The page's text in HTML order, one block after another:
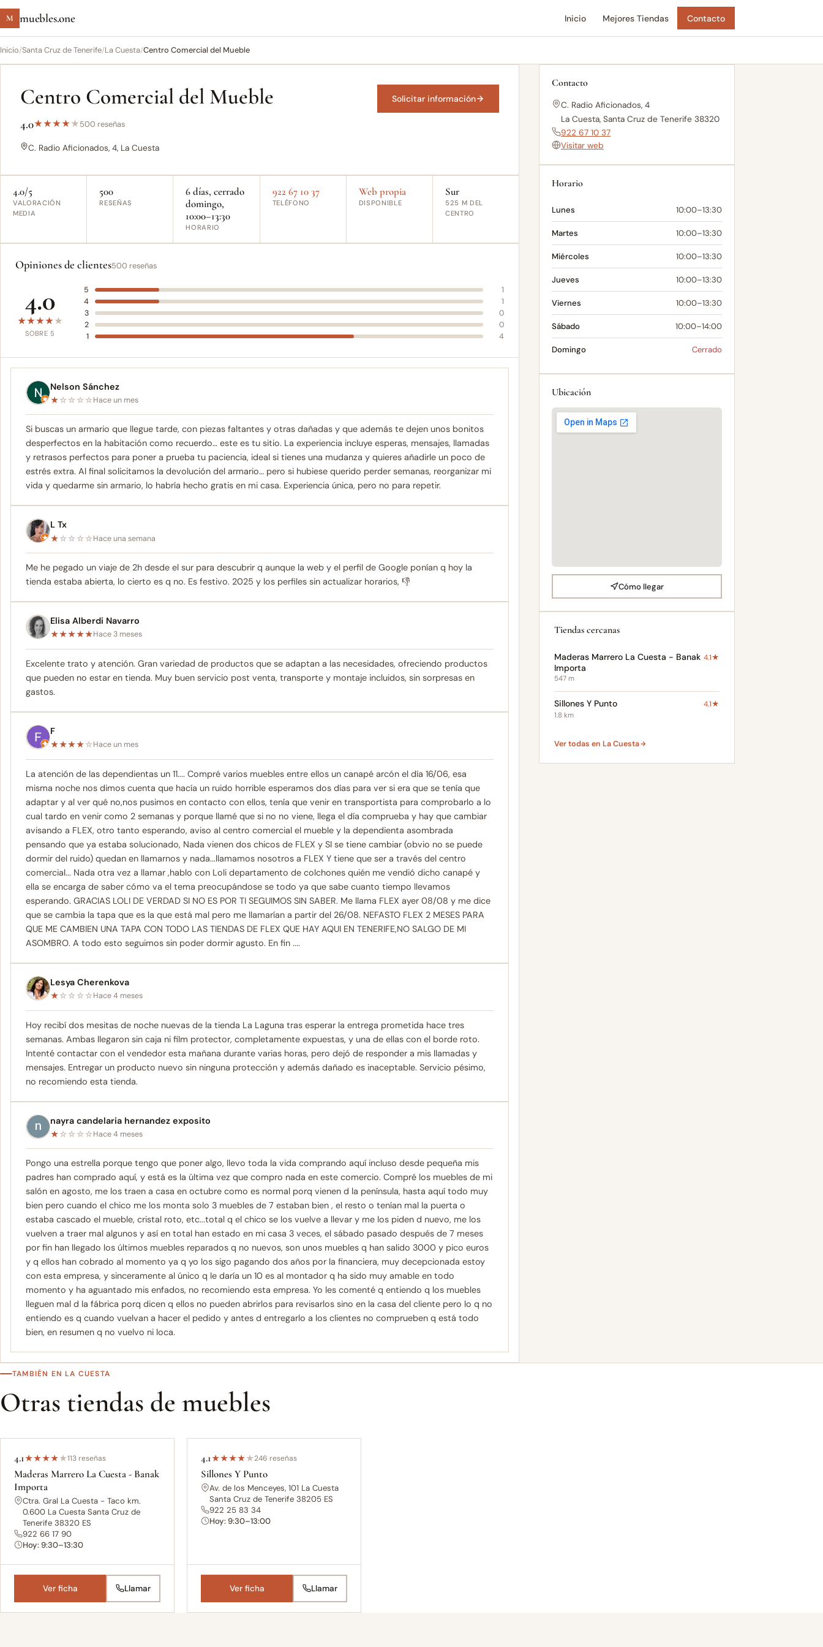
M muebles.one Inicio Mejores Tiendas Contacto
Inicio/Santa Cruz de Tenerife/La Cuesta/Centro Comercial del Mueble
Centro Comercial del Mueble
4.0★★★★★500 reseñas
C. Radio Aficionados, 4, La Cuesta
Solicitar información
4.0/5
VALORACIÓN
MEDIA
500
RESEÑAS
6 días, cerrado
domingo,
10:00–13:30
HORARIO
922 67 10 37
TELÉFONO
Web propia
DISPONIBLE
Sur
525 M DEL
CENTRO
Opiniones de clientes500 reseñas
4.0
★★★★★
SOBRE 5
5
1
4
1
3
0
2
0
1
4
Nelson Sánchez
★☆☆☆☆Hace un mes
Si buscas un armario que llegue tarde, con piezas faltantes y otras dañadas y que además te dejen unos bonitos
desperfectos en la habitación como recuerdo… este es tu sitio. La experiencia incluye esperas, mensajes, llamadas
y retrasos perfectos para poner a prueba tu paciencia, ideal si tienes una mudanza y quieres añadirle un poco de
estrés extra. Al final solicitamos la devolución del armario… pero si hubiese querido perder semanas, reorganizar mi
vida y quedarme sin armario, lo habría hecho gratis en mi casa. Experiencia única, pero no para repetir.
L Tx
★☆☆☆☆Hace una semana
Me he pegado un viaje de 2h desde el sur para descubrir q aunque la web y el perfil de Google ponían q hoy la
tienda estaba abierta, lo cierto es q no. Es festivo. 2025 y los perfiles sin actualizar horarios, 👎
Elisa Alberdi Navarro
★★★★★Hace 3 meses
Excelente trato y atención. Gran variedad de productos que se adaptan a las necesidades, ofreciendo productos
que pueden no estar en tienda. Muy buen servicio post venta, transporte y montaje incluidos, sin sorpresas en
gastos.
F
★★★★☆Hace un mes
La atención de las dependientas un 11.... Compré varios muebles entre ellos un canapé arcón el día 16/06, esa
misma noche nos dimos cuenta que hacía un ruido horrible esperamos dos días para ver si era que se tenía que
adaptar y al ver qué no,nos pusimos en contacto con ellos, tenía que venir en transportista para comprobarlo a lo
cual tardo en venir como 2 semanas y porque llamé que si no no viene, llega el día comprueba y hay que cambiar
avisando a FLEX, otro tanto esperando, aviso al centro comercial el mueble y la dependienta asombrada
pensando que ya estaba solucionado, Nada vienen dos chicos de FLEX y SI se tiene cambiar (obvio no se puede
dormir del ruido) quedan en llamarnos y nada...llamamos nosotros a FLEX Y tiene que ser a través del centro
comercial... Nada otra vez a llamar ,hablo con Loli departamento de colchones quién me vendió dicho canapé y
ella se encarga de saber cómo va el tema preocupándose se todo ya que sabe cuanto tiempo llevamos
esperando. GRACIAS LOLI DE VERDAD SI NO ES POR TI SEGUIMOS SIN SABER. Me llama FLEX ayer 08/08 y me dice
que se cambia la tapa que es la que está mal pero me llamarían a partir del 26/08. NEFASTO FLEX 2 MESES PARA
QUE ME CAMBIEN UNA TAPA CON TODO LAS TIENDAS DE FLEX QUE HAY AQUI EN TENERIFE,NO SALGO DE MI
ASOMBRO. A todo esto seguimos sin poder dormir agusto. En fin ....
Lesya Cherenkova
★☆☆☆☆Hace 4 meses
Hoy recibí dos mesitas de noche nuevas de la tienda La Laguna tras esperar la entrega prometida hace tres
semanas. Ambas llegaron sin caja ni film protector, completamente expuestas, y una de ellas con el borde roto.
Intenté contactar con el vendedor esta mañana durante varias horas, pero dejó de responder a mis llamadas y
mensajes. Entregar un producto nuevo sin ninguna protección y además dañado es inaceptable. Servicio pésimo,
no recomiendo esta tienda.
nayra candelaria hernandez exposito
★☆☆☆☆Hace 4 meses
Pongo una estrella porque tengo que poner algo, llevo toda la vida comprando aquí incluso desde pequeña mis
padres han comprado aquí, y está es la última vez que compro nada en este comercio. Compré los muebles de mi
salón en agosto, me los traen a casa en octubre como es normal porq vienen d la península, hasta aquí todo muy
bien pero cuando el chico me los monta solo 3 muebles de 7 estaban bien , el resto o tenían mal la puerta o
estaba cascado el mueble, cristal roto, etc...total q el chico se los vuelve a llevar y me los piden d nuevo, me los
vuelven a traer mal algunos y así en total han estado en mi casa 3 veces, el sábado pasado después de 7 meses
por fin han llegado los últimos muebles reparados q no nuevos, son unos muebles q han salido 3000 y pico euros
y q ellos han cobrado al momento ya q yo los sigo pagando dos años por la financiera, muy decepcionada estoy
con esta empresa, y sinceramente al único q le daría un 10 es al montador q ha sido muy amable en todo
momento y ha aguantado mis enfados, no recomiendo esta empresa. Yo les comenté q entiendo q los muebles
lleguen mal d la fábrica porq dicen q ellos no pueden abrirlos para revisarlos sino en la casa del cliente pero lo q no
entiendo es q cuando vuelvan a hacer el pedido y antes d entregarlo a los clientes no comprueben q está todo
bien, en resumen q no vuelvo ni loca.
Contacto
C. Radio Aficionados, 4
La Cuesta, Santa Cruz de Tenerife 38320
922 67 10 37
Visitar web
Horario
Lunes 10:00–13:30
Martes 10:00–13:30
Miércoles 10:00–13:30
Jueves 10:00–13:30
Viernes 10:00–13:30
Sábado 10:00–14:00
Domingo Cerrado
Ubicación
Cómo llegar
Tiendas cercanas
Maderas Marrero La Cuesta - Banak
Importa
4.1★
547 m
Sillones Y Punto 4.1★
1.8 km
Ver todas en La Cuesta
TAMBIÉN EN LA CUESTA
Otras tiendas de muebles
4.1★★★★★113 reseñas
Maderas Marrero La Cuesta - Banak
Importa
Ctra. Gral La Cuesta - Taco km.
0.600 La Cuesta Santa Cruz de
Tenerife 38320 ES
922 66 17 90
Hoy: 9:30–13:30
Ver ficha Llamar
4.1★★★★★246 reseñas
Sillones Y Punto
Av. de los Menceyes, 101 La Cuesta
Santa Cruz de Tenerife 38205 ES
922 25 83 34
Hoy: 9:30–13:00
Ver ficha Llamar